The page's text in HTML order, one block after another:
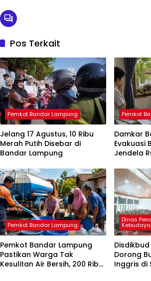
Pos Terkait
Pemkot Bandar Lampung
Jelang 17 Agustus, 10 Ribu
Merah Putih Disebar di
Bandar Lampung
Pemkot
Damkar
Evakuasi
Jendela
Pemkot Bandar Lampung
Pemkot Bandar Lampung
Pastikan Warga Tak
Kesulitan Air Bersih, 200 Ribu
Dinas
Dorong
Inggris di